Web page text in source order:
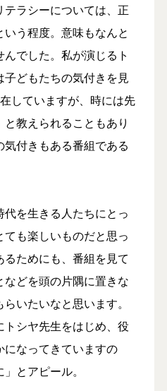
ラシーについては、正
う程度。意味もなんと
でした。私が演じるト
どもたちの気付きを見
していますが、時には先
教えられることもあり
付きもある番組である
を生きる人たちにとっ
も楽しいものだと思っ
ためにも、番組を見て
どを頭の片隅に置きな
いたいなと思います。
シヤ先生をはじめ、役
なってきていますの
とアピール。